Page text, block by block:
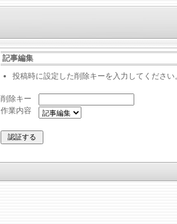
記事編集
投稿時に設定した削除キーを入力してください
削除キー
作業内容